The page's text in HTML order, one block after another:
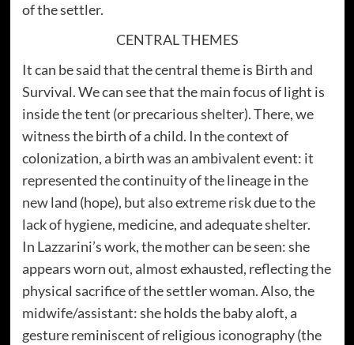
of the settler.
CENTRAL THEMES
It can be said that the central theme is Birth and
Survival. We can see that the main focus of light is
inside the tent (or precarious shelter). There, we
witness the birth of a child. In the context of
colonization, a birth was an ambivalent event: it
represented the continuity of the lineage in the
new land (hope), but also extreme risk due to the
lack of hygiene, medicine, and adequate shelter.
In Lazzarini’s work, the mother can be seen: she
appears worn out, almost exhausted, reflecting the
physical sacrifice of the settler woman. Also, the
midwife/assistant: she holds the baby aloft, a
gesture reminiscent of religious iconography (the